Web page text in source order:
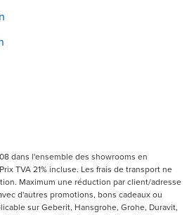
dans l'ensemble des showrooms en
TVA 21% incluse. Les frais de transport ne
Maximum une réduction par client/adresse
d'autres promotions, bons cadeaux ou
sur Geberit, Hansgrohe, Grohe, Duravit,